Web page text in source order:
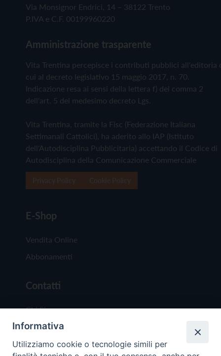
Via Monsignor Endrici, 14 – 38122 Trento
P.IVA e C.F. 00199960220
Amministrazione trasparente
Vita Trentina percepisce i contributi pubblici all'editoria
cui al decreto legislativo 15 maggio 2017, n. 70.
Indicazione resa ai sensi della lettera f) del comma 2
dell'art. 5 del medesimo decreto Lgs.
Vita Trentina, tramite la Fisc (Federazione Italiana
Settimanali Cattolici), ha aderito allo IAP (Istituto
dell'Autodisciplina Pubblicitaria) accettando il Codice di
Autodisciplina della Comunicazione Commerciale
E-Shop
Vendita Online
Abbonamenti
Contatti
Chi Siamo
Redazione
Scrivici
Informativa
Utilizziamo cookie o tecnologie simili per